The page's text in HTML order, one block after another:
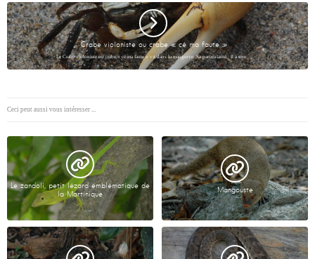
Crabe violoniste ou crabe « cé ma faute »
Le Crabe violoniste ou crabe « cé ma faute » vit dans la mangrove. Sa particularité : il a une…
Ceci peut aussi vous intéresser ...
Le zandoli, petit lézard emblématique de
la Martinique
Mangouste